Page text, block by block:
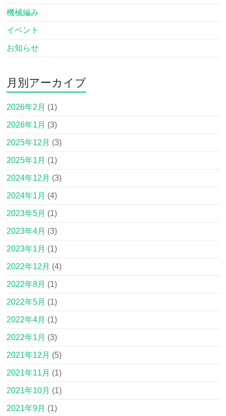
機械編み
イベント
お知らせ
月別アーカイブ
2026年2月 (1)
2026年1月 (3)
2025年12月 (3)
2025年1月 (1)
2024年12月 (3)
2024年1月 (4)
2023年5月 (1)
2023年4月 (3)
2023年1月 (1)
2022年12月 (4)
2022年8月 (1)
2022年5月 (1)
2022年4月 (1)
2022年1月 (3)
2021年12月 (5)
2021年11月 (1)
2021年10月 (1)
2021年9月 (1)